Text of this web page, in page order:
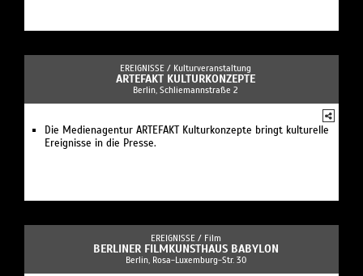
EREIGNISSE / Kulturveranstaltung
ARTEFAKT KULTURKONZEPTE
Berlin, Schliemannstraße 2
Die Medienagentur ARTEFAKT Kulturkonzepte bringt kulturelle
Ereignisse in die Presse.
EREIGNISSE / Film
BERLINER FILMKUNSTHAUS BABYLON
Berlin, Rosa-Luxemburg-Str. 30